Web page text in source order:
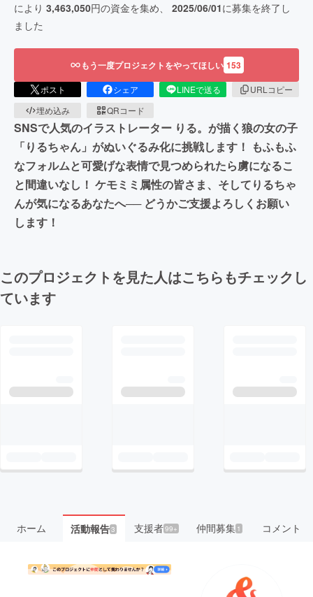
により 3,463,050円の資金を集め、 2025/06/01に募集を終了し
ました
もう一度プロジェクトをやってほしい 153
ポスト シェア LINEで送る
URLコピー
埋め込み
QRコード
SNSで人気のイラストレーター りる。が描く狼の女の子
「りるちゃん」がぬいぐるみ化に挑戦します！ もふもふ
なフォルムと可愛げな表情で見つめられたら虜になるこ
と間違いなし！ ケモミミ属性の皆さま、そしてりるちゃ
んが気になるあなたへ── どうかご支援よろしくお願い
します！
このプロジェクトを見た人はこちらもチェックし
ています
ホーム 活動報告3 支援者99+ 仲間募集 1 コメント